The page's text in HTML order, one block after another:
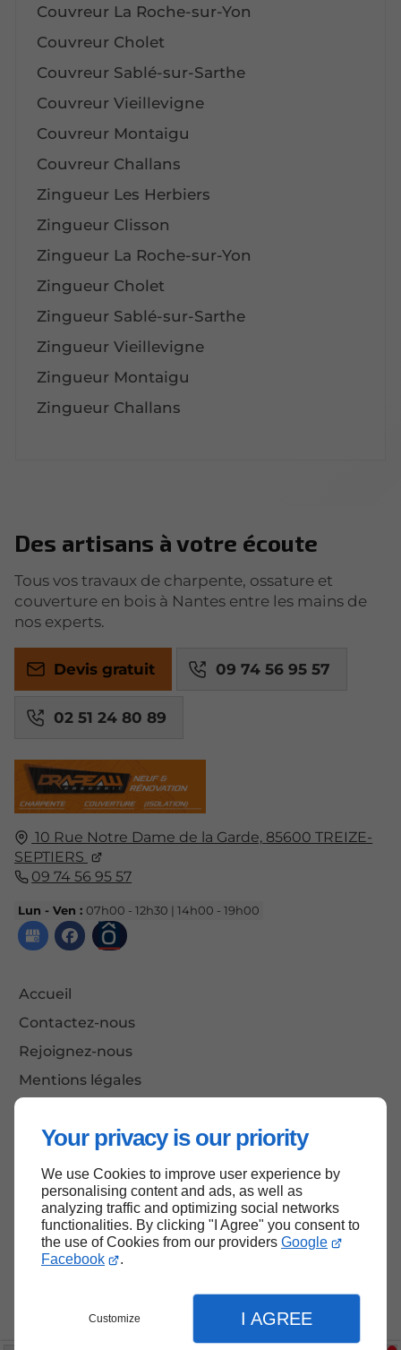
Your privacy is our priority
We use Cookies to improve user experience by
personalising content and ads, as well as
analyzing traffic and optimizing social networks
functionalities. By clicking "I Agree" you consent to
the use of Cookies from our providers Google
Facebook
.
Customize I AGREE
Couvreur La Roche-sur-Yon
Couvreur Cholet
Couvreur Sablé-sur-Sarthe
Couvreur Vieillevigne
Couvreur Montaigu
Couvreur Challans
Zingueur Les Herbiers
Zingueur Clisson
Zingueur La Roche-sur-Yon
Zingueur Cholet
Zingueur Sablé-sur-Sarthe
Zingueur Vieillevigne
Zingueur Montaigu
Zingueur Challans
10 Rue Notre Dame de la Garde, 85600 TREIZE-
SEPTIERS
09 74 56 95 57
Lun - Ven :07h00 - 12h30 | 14h00 - 19h00
Accueil
Contactez-nous
Rejoignez-nous
Mentions légales
Des artisans à votre écoute
Tous vos travaux de charpente, ossature et
couverture en bois à Nantes entre les mains de
nos experts.
Devis gratuit 09 74 56 95 57
02 51 24 80 89
Haut de page